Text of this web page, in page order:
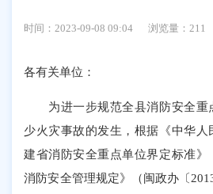
时间：2023-09-08 09:04 浏览量：211
各有关单位：
为进一步规范全县消防安全重
少火灾事故的发生，根据《中华人
建省消防安全重点单位界定标准》
消防安全管理规定》（闽政办〔